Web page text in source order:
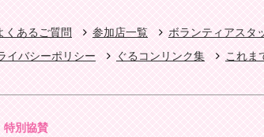
くあるご質問 参加店一覧 ボランティアスタ
イバシーポリシー ぐるコンリンク集 これま
特別協賛